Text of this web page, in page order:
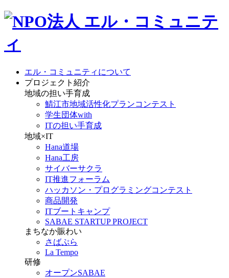
エル・コミュニティについて
プロジェクト紹介
地域の担い手育成
鯖江市地域活性化プランコンテスト
学生団体with
ITの担い手育成
地域×IT
Hana道場
Hana工房
サイバーサクラ
IT推進フォーラム
ハッカソン・プログラミングコンテスト
商品開発
ITブートキャンプ
SABAE STARTUP PROJECT
まちなか賑わい
さばぷら
La Tempo
研修
オープンSABAE